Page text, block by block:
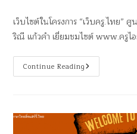
เว็บไซต์ในโครงการ “เว็บครู.ไทย”
ริณี แก้วคำ เยี่ยมชมไซต์ www.ครูไ
Continue Reading